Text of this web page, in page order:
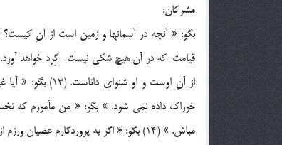
مشرکان:
بگو: « آنچه در آسمانها و زمين است از آنِ
از آنِ اوست و او
خوراک داده نمي شود. » بگو: « من مأمورم که